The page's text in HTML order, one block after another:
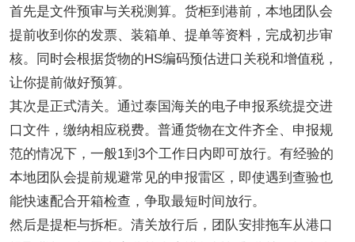
首先是文件预审与关税测算。货柜到港前，本地团队会
提前收到你的发票、装箱单、提单等资料，完成初步审
核。同时会根据货物的HS编码预估进口关税和增值税，
让你提前做好预算。
其次是正式清关。通过泰国海关的电子申报系统提交进
口文件，缴纳相应税费。普通货物在文件齐全、申报规
范的情况下，一般1到3个工作日内即可放行。有经验的
本地团队会提前规避常见的申报雷区，即使遇到查验也
能快速配合开箱检查，争取最短时间放行。
然后是提柜与拆柜。清关放行后，团队安排拖车从港口